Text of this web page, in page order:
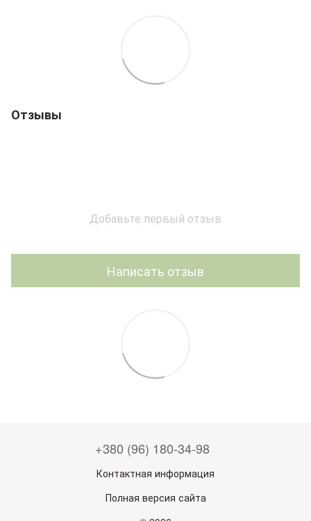
Отзывы
Добавьте первый отзыв
Написать отзыв
+380 (96) 180-34-98
Контактная информация
Полная версия сайта